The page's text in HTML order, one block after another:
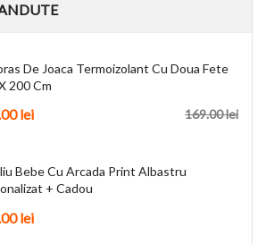
De Joaca Termoizolant Cu Doua Fete
200 Cm
169.00lei
lei
Bebe Cu Arcada Print Albastru
+ Cadou
lei